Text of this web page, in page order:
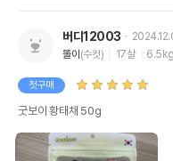
버디12003
똘이 (수컷) 17살 6.5kg
첫구매
굿보이 황태채 50g